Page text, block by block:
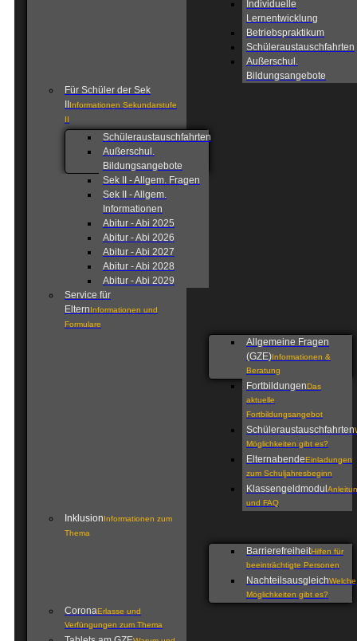
Individuelle
Lernentwicklung
Betriebspraktikum
Schüleraustauschfahrten
Außerschul.
Bildungsangebote
Für Schüler der Sek
Informationen Sekundarstufe
II
Schüleraustauschfahrten
Außerschul.
Bildungsangebote
Sek II - Allgem. Fragen
Sek II - Allgem.
Informationen
Abitur - Abi 2025
Abitur - Abi 2026
Abitur - Abi 2027
Abitur - Abi 2028
Abitur - Abi 2029
Service für
ElternInformationen und
Formulare
Allgemeine Fragen
(GZE)Informationen &
Beratung
FortbildungenDas
aktuelle
Fortbildungsangebot
Schüleraustauschfahrten
Möglichkeiten gibt es?
ElternabendeEinladungen
zum Schuljahresbeginn
Klassengeldmodul
und FAQ
InklusionInformationen zum
Thema
BarrierefreiheitHilfen für
beeinträchtigte Personen
NachteilsausgleichWelche
Möglichkeiten gibt es?
CoronaErlasse und
Verfüngungen zum Thema